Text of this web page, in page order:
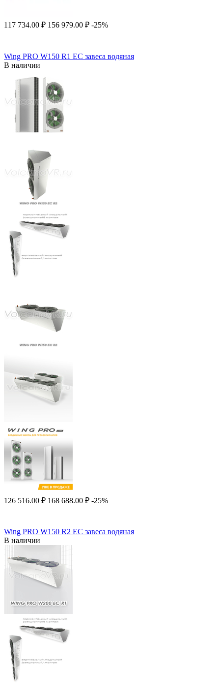
117 734.00 ₽ 156 979.00 ₽ -25%
Wing PRO W150 R1 EC завеса водяная
В наличии
126 516.00 ₽ 168 688.00 ₽ -25%
Wing PRO W150 R2 EC завеса водяная
В наличии